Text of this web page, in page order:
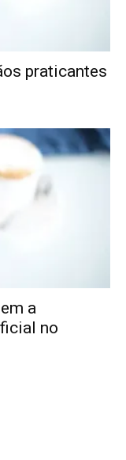
praticantes
a
no